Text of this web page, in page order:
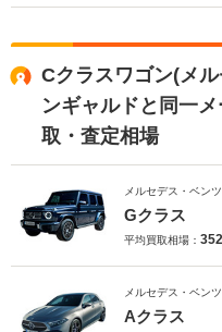
Cクラスワゴン(メ
ンギャルドと同一
取・査定相場
メルセデス・ベンツ
Gクラス
平均買取相場：
メルセデス・ベンツ
Aクラス